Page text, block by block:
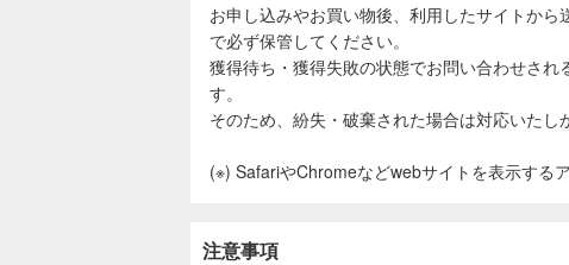
お申し込みやお買い物後、利用したサイトか
で必ず保管してください。
獲得待ち・獲得失敗の状態でお問い合わせさ
す。
そのため、紛失・破棄された場合は対応いたし
(※) SafariやChromeなどwebサイトを表示する
注意事項